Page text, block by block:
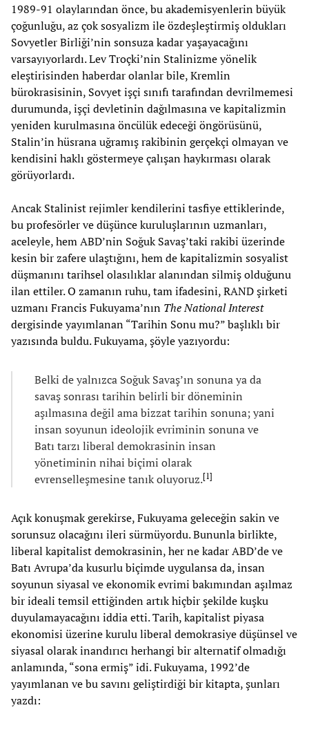
1989-91 olaylarından önce, bu akademisyenlerin büyük
çoğunluğu, az çok sosyalizm ile özdeşleştirmiş oldukları
Sovyetler Birliği’nin sonsuza kadar yaşayacağını
varsayıyorlardı. Lev Troçki’nin Stalinizme yönelik
eleştirisinden haberdar olanlar bile, Kremlin
bürokrasisinin, Sovyet işçi sınıfı tarafından devrilmemesi
durumunda, işçi devletinin dağılmasına ve kapitalizmin
yeniden kurulmasına öncülük edeceği öngörüsünü,
Stalin’in hüsrana uğramış rakibinin gerçekçi olmayan ve
kendisini haklı göstermeye çalışan haykırması olarak
görüyorlardı.
Ancak Stalinist rejimler kendilerini tasfiye ettiklerinde,
bu profesörler ve düşünce kuruluşlarının uzmanları,
aceleyle, hem ABD’nin Soğuk Savaş’taki rakibi üzerinde
kesin bir zafere ulaştığını, hem de kapitalizmin sosyalist
düşmanını tarihsel olasılıklar alanından silmiş olduğunu
ilan ettiler. O zamanın ruhu, tam ifadesini, RAND şirketi
uzmanı Francis Fukuyama’nın The National Interest
dergisinde yayımlanan “Tarihin Sonu mu?” başlıklı bir
yazısında buldu. Fukuyama, şöyle yazıyordu:
Belki de yalnızca Soğuk Savaş’ın sonuna ya da
savaş sonrası tarihin belirli bir döneminin
aşılmasına değil ama bizzat tarihin sonuna; yani
insan soyunun ideolojik evriminin sonuna ve
Batı tarzı liberal demokrasinin insan
yönetiminin nihai biçimi olarak
evrenselleşmesine tanık oluyoruz.[1]
Açık konuşmak gerekirse, Fukuyama geleceğin sakin ve
sorunsuz olacağını ileri sürmüyordu. Bununla birlikte,
liberal kapitalist demokrasinin, her ne kadar ABD’de ve
Batı Avrupa’da kusurlu biçimde uygulansa da, insan
soyunun siyasal ve ekonomik evrimi bakımından aşılmaz
bir ideali temsil ettiğinden artık hiçbir şekilde kuşku
duyulamayacağını iddia etti. Tarih, kapitalist piyasa
ekonomisi üzerine kurulu liberal demokrasiye düşünsel ve
siyasal olarak inandırıcı herhangi bir alternatif olmadığı
anlamında, “sona ermiş” idi. Fukuyama, 1992’de
yayımlanan ve bu savını geliştirdiği bir kitapta, şunları
yazdı: